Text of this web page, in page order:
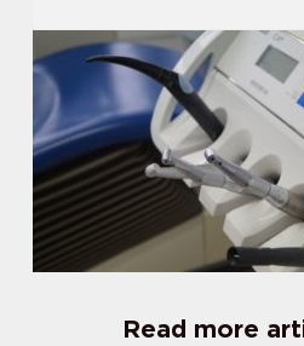
Read more